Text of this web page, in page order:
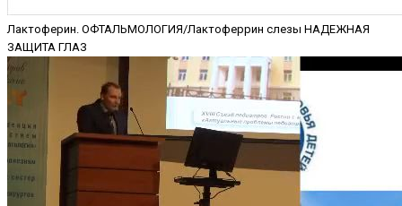
Лактоферин. ОФТАЛЬМОЛОГИЯ/Лактоферрин слезы НАДЕЖНАЯ
ЗАЩИТА ГЛАЗ